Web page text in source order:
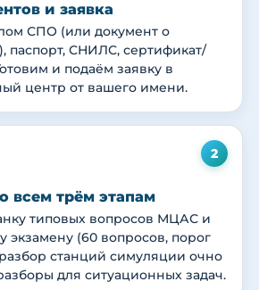
и заявка
СПО (или документ о
паспорт, СНИЛС, сертификат/
и подаём заявку в
центр от вашего имени.
2
всем трём этапам
типовых вопросов МЦАС и
экзамену (60 вопросов, порог
станций симуляции очно
для ситуационных задач.